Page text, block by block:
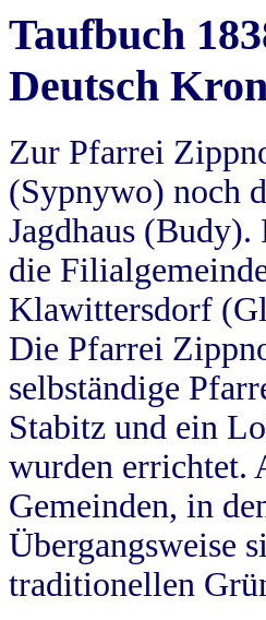
Taufbuch
Deutsch
Zur Pfarrei
(Sypnywo) noch
Jagdhaus (Budy).
die
Klawittersdorf
Die Pfarrei
selbständige
Stabitz und ein
wurden errichtet.
Gemeinden, in
Übergangsweise
traditionellen